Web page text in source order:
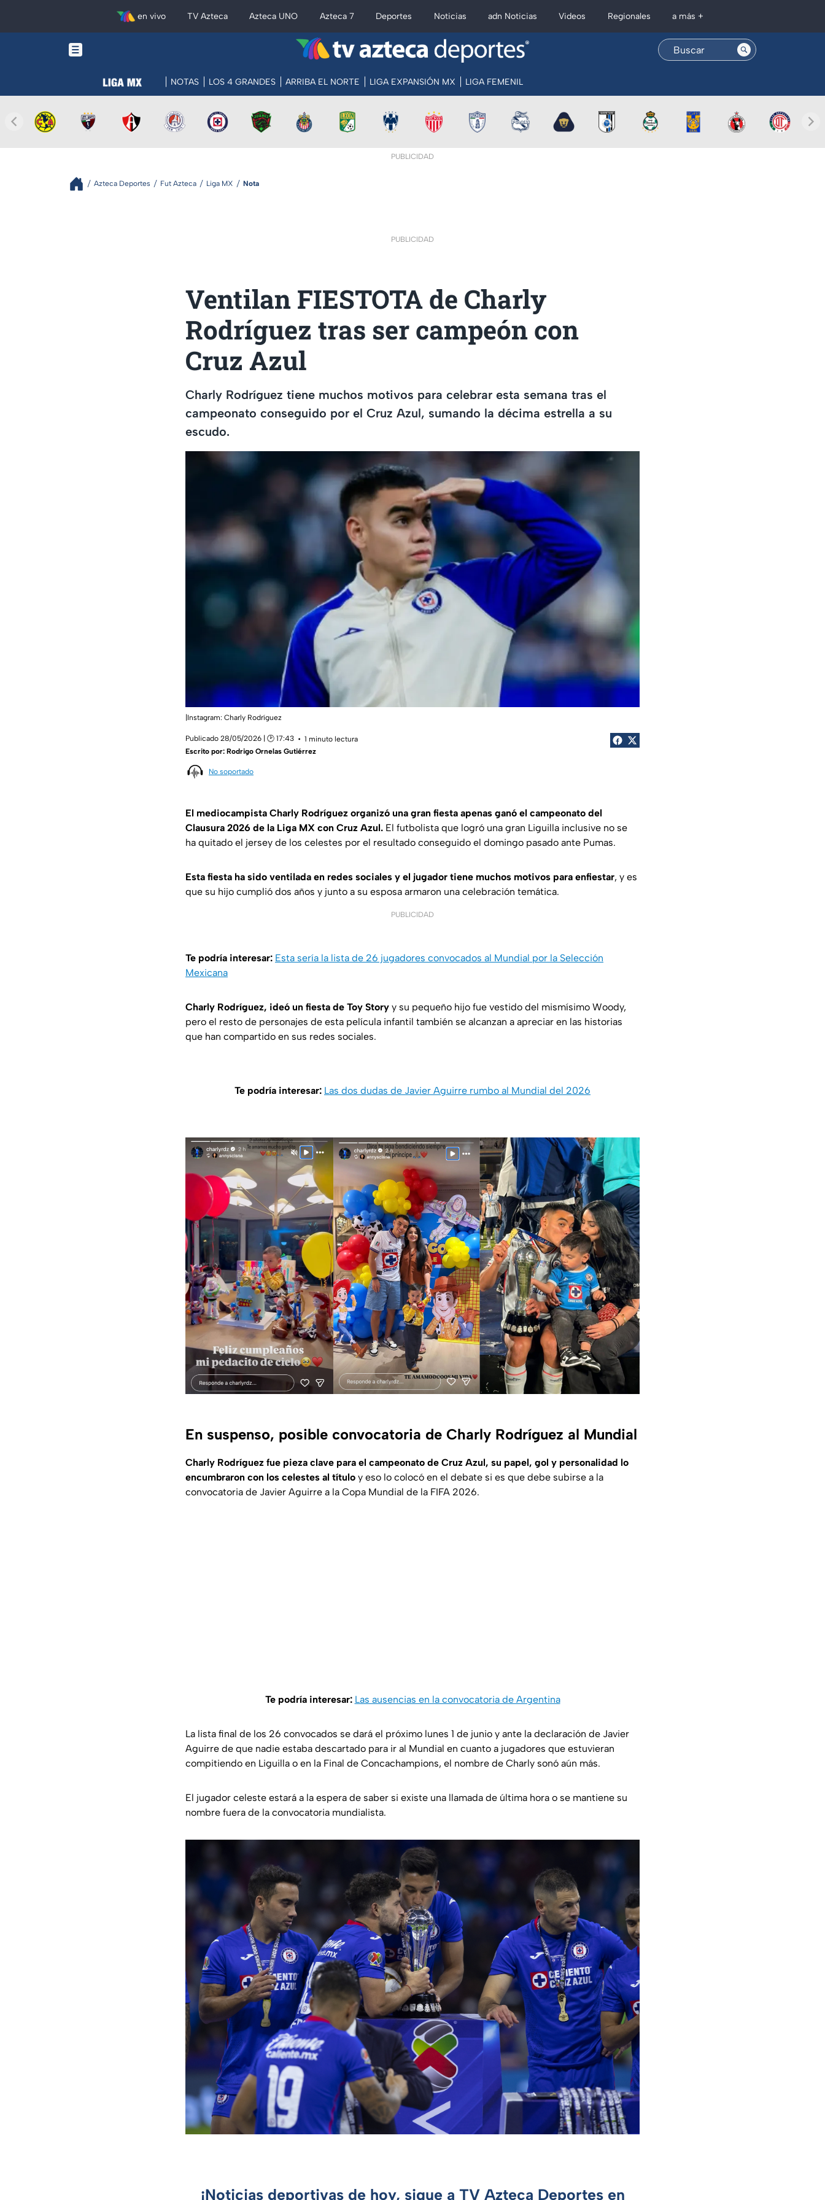
en vivo TV Azteca Azteca UNO Azteca 7 Deportes Noticias adn Noticias Videos Regionales a más +
NOTAS LOS 4 GRANDES ARRIBA EL NORTE LIGA EXPANSIÓN MX LIGA FEMENIL
PUBLICIDAD
Azteca Deportes Fut Azteca Liga MX Nota
PUBLICIDAD
Ventilan FIESTOTA de Charly
Rodríguez tras ser campeón con
Cruz Azul
Charly Rodríguez tiene muchos motivos para celebrar esta semana tras el
campeonato conseguido por el Cruz Azul, sumando la décima estrella a su
escudo.
|Instagram: Charly Rodríguez
Publicado 28/05/2026 | 🕑 17:43
1 minuto lectura
Escrito por: Rodrigo Ornelas Gutiérrez
No soportado
El mediocampista Charly Rodríguez organizó una gran fiesta apenas ganó el campeonato del
Clausura 2026 de la Liga MX con Cruz Azul. El futbolista que logró una gran Liguilla inclusive no se
ha quitado el jersey de los celestes por el resultado conseguido el domingo pasado ante Pumas.
Esta fiesta ha sido ventilada en redes sociales y el jugador tiene muchos motivos para enfiestar, y es
que su hijo cumplió dos años y junto a su esposa armaron una celebración temática.
PUBLICIDAD
Te podría interesar: Esta sería la lista de 26 jugadores convocados al Mundial por la Selección
Mexicana
Charly Rodríguez, ideó un fiesta de Toy Story y su pequeño hijo fue vestido del mismísimo Woody,
pero el resto de personajes de esta película infantil también se alcanzan a apreciar en las historias
que han compartido en sus redes sociales.
Te podría interesar: Las dos dudas de Javier Aguirre rumbo al Mundial del 2026
En suspenso, posible convocatoria de Charly Rodríguez al Mundial
Charly Rodríguez fue pieza clave para el campeonato de Cruz Azul, su papel, gol y personalidad lo
encumbraron con los celestes al título y eso lo colocó en el debate si es que debe subirse a la
convocatoria de Javier Aguirre a la Copa Mundial de la FIFA 2026.
Te podría interesar: Las ausencias en la convocatoria de Argentina
La lista final de los 26 convocados se dará el próximo lunes 1 de junio y ante la declaración de Javier
Aguirre de que nadie estaba descartado para ir al Mundial en cuanto a jugadores que estuvieran
compitiendo en Liguilla o en la Final de Concachampions, el nombre de Charly sonó aún más.
El jugador celeste estará a la espera de saber si existe una llamada de última hora o se mantiene su
nombre fuera de la convocatoria mundialista.
¡Noticias deportivas de hoy, sigue a TV Azteca Deportes en